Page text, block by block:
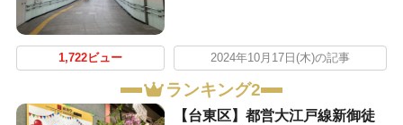
1,722ビュー 2024年10月17日(木)の記事
ランキング2
【台東区】都営大江戸線新御徒